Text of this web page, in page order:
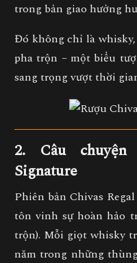
trong bản giao hưởng
Đó không chỉ là
pha trộn – một biểu
sang trọng vượt thời
2. Câu
Signature
Phiên bản Chivas
tôn vinh sự hoàn hảo
trộn). Mỗi giọt whisky
năm trong những